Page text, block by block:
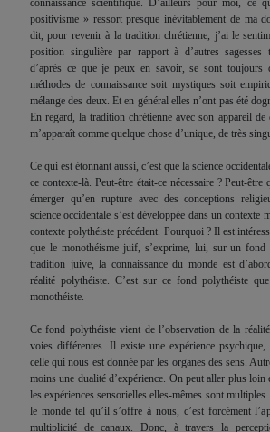
positivisme » ressort presque inévitablement de ma
dit, pour revenir à la tradition chrétienne, j’ai le
position singulière par rapport à d’autres sagesses
d’après ce que je peux en savoir, se sont toujours
méthodes de connaissance soit mystiques soit
mélange des deux. Et en général elles n’ont pas été
En regard, la tradition chrétienne avec son appareil de
m’apparaît comme quelque chose d’unique, de très
Ce qui est étonnant aussi, c’est que la science
ce contexte-là. Peut-être était-ce nécessaire ? Peut-
émerger qu’en rupture avec des conceptions
science occidentale s’est développée dans un contexte
contexte polythéiste précédent. Pourquoi ? Il est
que le monothéisme juif, s’exprime, lui, sur un fond
tradition juive, la connaissance du monde est
réalité polythéiste. C’est sur ce fond polythéiste
monothéiste.
Ce fond polythéiste vient de l’observation de la
voies différentes. Il existe une expérience
celle qui nous est donnée par les organes des sens.
moins une dualité d’expérience. On peut aller plus loin
les expériences sensorielles elles-mêmes sont
le monde tel qu’il s’offre à nous, c’est forcément
multiplicité de canaux. Donc, à travers la